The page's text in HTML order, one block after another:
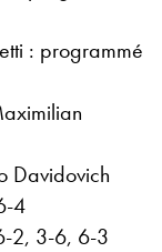
: programmé
Davidovich
4
2, 3-6, 6-3